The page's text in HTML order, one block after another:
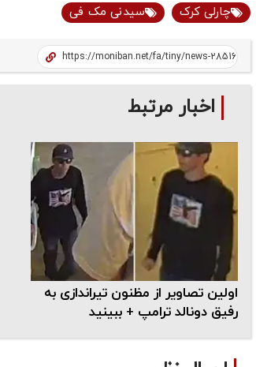
چارلی کرک سیدنی مک‌ فی
اخبار مرتبط
اولین تصاویر از مظنون تیراندازی به
رفیق دونالد ترامپ + ببینید